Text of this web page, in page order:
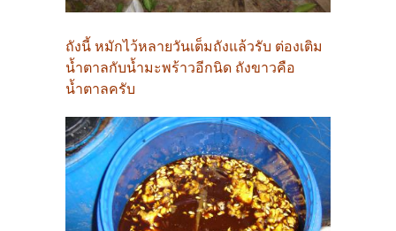
ถังนี้ หมักไว้หลายวันเต็มถังแล้วรับ ต่องเติม
น้ำตาลกับน้ำมะพร้าวอีกนิด ถังขาวคือ
น้ำตาลครับ